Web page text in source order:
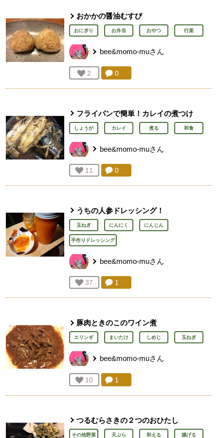
おかかの醤油むすび
おにぎり お弁当 おやつ 行楽
bee&momo-muさん
お気に入り登録：
2 人が登録コメント：
0
フライパンで簡単！カレイの煮つけ
しょうが カレイ 煮る 和食
bee&momo-muさん
お気に入り登録：
11 人が登録コメント：
0
うちの人参ドレッシング！
玉ねぎ にんにく にんじん
手作りドレッシング
bee&momo-muさん
お気に入り登録：
37 人が登録コメント：
1
豚肉ときのこのワイン煮
エリンギ まいたけ しめじ 玉ねぎ
bee&momo-muさん
お気に入り登録：
10 人が登録コメント：
1
つるむらさきの２つのおひたし
その他野菜 天ぷら 和える 揚げる